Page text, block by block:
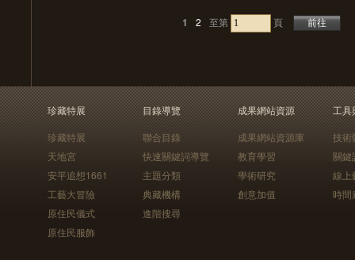
1 2 至第 頁
珍藏特展
珍藏特展
天地宮
安平追想1661
工藝大冒險
原住民儀式
原住民服飾
目錄導覽
聯合目錄
快速關鍵詞導覽
主題分類
典藏機構
進階搜尋
成果網站資源
成果網站資源庫
教育學習
學術研究
創意加值
工具
技術
關鍵
線上
時間